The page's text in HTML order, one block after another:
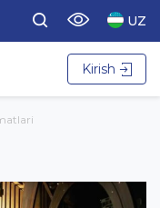
UZ
Kirish